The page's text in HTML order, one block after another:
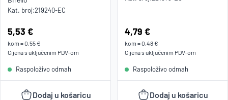
Kat. broj:219240-EC
Cijena:
5,53 €
kom =0,55 €
Cijena s uključenim PDV-om
Raspoloživo odmah
Dodaj u košaricu
Cijena:
4,79 €
kom =0,48 €
Cijena s uključenim PDV-om
Raspoloživo odmah
Dodaj u košaricu